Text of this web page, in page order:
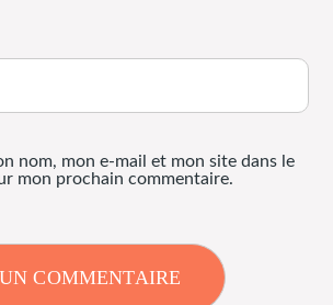
nom, mon e-mail et mon site dans le
mon prochain commentaire.